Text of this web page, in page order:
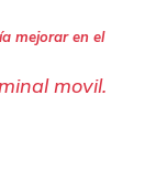
mejorar en el
movil.